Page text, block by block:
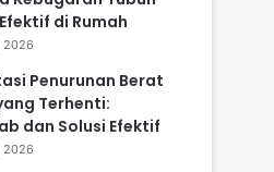
di Rumah
2026
Penurunan Berat
Terhenti:
dan Solusi Efektif
2026